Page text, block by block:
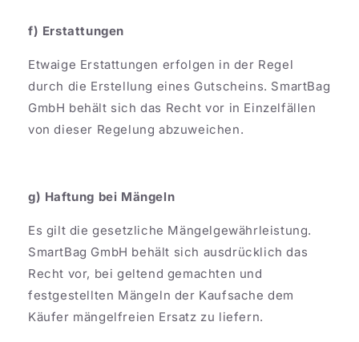
f) Erstattungen
Etwaige Erstattungen erfolgen in der Regel
durch die Erstellung eines Gutscheins. SmartBag
GmbH behält sich das Recht vor in Einzelfällen
von dieser Regelung abzuweichen.
g) Haftung bei Mängeln
Es gilt die gesetzliche Mängelgewährleistung.
SmartBag GmbH behält sich ausdrücklich das
Recht vor, bei geltend gemachten und
festgestellten Mängeln der Kaufsache dem
Käufer mängelfreien Ersatz zu liefern.